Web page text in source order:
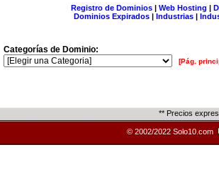
Registro de Dominios| Web Hosting |
Dominios Expirados | Industrias |
Categorías de Dominio:
[Pág.
** Precios
© 2002/2022 Solo10.com